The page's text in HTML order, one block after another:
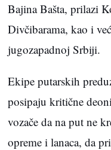
Bajina Bašta, prilazi
Divčibarama, kao i
jugozapadnoj Srbiji.
Ekipe putarskih
posipaju kritične
vozače da na put ne
opreme i lanaca, da